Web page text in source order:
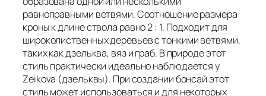
равноправными ветвями. Соотношение размера
кроны к длине ствола равно 2 : 1. Подходит для
широколиственных деревьев с тонкими ветвями,
таких как дзельква, вяз и граб. В природе этот
стиль практически идеально наблюдается у
Zeikova (дзельквы). При создании бонсай этот
стиль может использоваться и для некоторых